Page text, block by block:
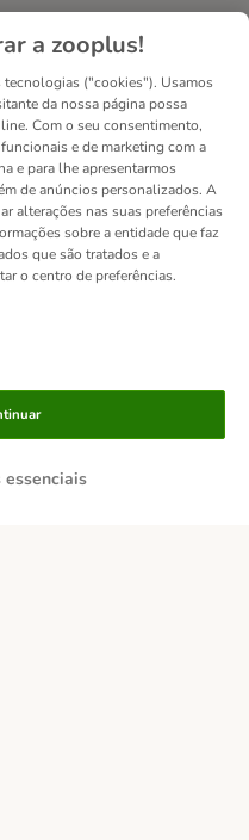
a zooplus!
("cookies"). Usamos
da nossa página possa
Com o seu consentimento,
e de marketing com a
e para lhe apresentarmos
de anúncios personalizados. A
alterações nas suas preferências
sobre a entidade que faz
que são tratados e a
o centro de preferências.
essenciais